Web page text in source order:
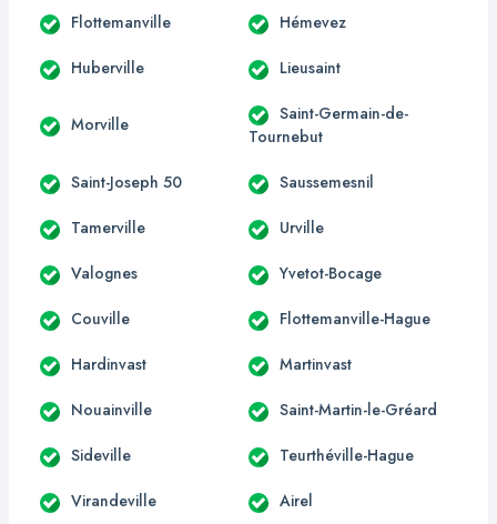
Flottemanville Hémevez
Huberville Lieusaint
Morville
Saint-Germain-de-
Tournebut
Saint-Joseph 50 Saussemesnil
Tamerville Urville
Valognes Yvetot-Bocage
Couville Flottemanville-Hague
Hardinvast Martinvast
Nouainville Saint-Martin-le-Gréard
Sideville Teurthéville-Hague
Virandeville Airel